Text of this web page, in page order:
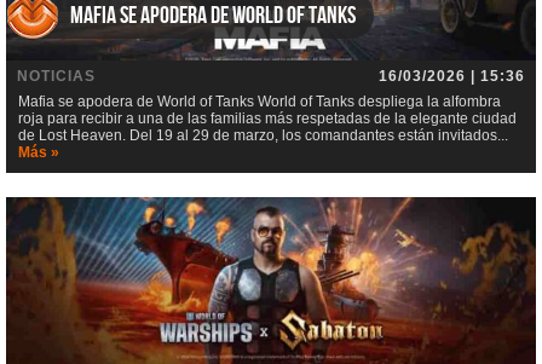
Mafia se apodera de World of Tanks
NOTICIAS
16/03/2026 | 15:36
Mafia se apodera de World of Tanks World of Tanks despliega la alfombra
roja para recibir a una de las familias más respetadas de la elegante ciudad
de Lost Heaven. Del 19 al 29 de marzo, los comandantes están invitados...
Más »